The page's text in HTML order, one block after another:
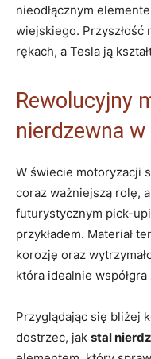
nieodłącznym
⁣wiejskiego. Przyszłość⁢
rękach, a⁤ Tesla ją
Rewolucyjny
nierdzewna
W świecie ‍motoryzacji​
⁣coraz ważniejszą⁢ rolę,⁣
futurystycznym​ pick-
⁢przykładem. Materiał
korozję oraz
która‌ idealnie⁢
Przyglądając się bliżej
dostrzec, jak stal